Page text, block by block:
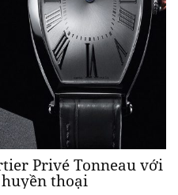
Privé Tonneau với
thoại